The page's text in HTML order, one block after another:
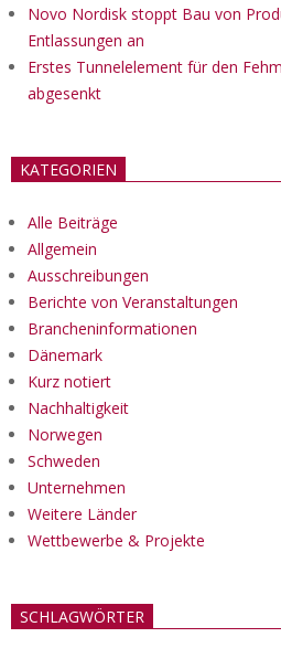
Novo Nordisk stoppt Bau von
Entlassungen an
Erstes Tunnelelement für den
abgesenkt
KATEGORIEN
Alle Beiträge
Allgemein
Ausschreibungen
Berichte von Veranstaltungen
Brancheninformationen
Dänemark
Kurz notiert
Nachhaltigkeit
Norwegen
Schweden
Unternehmen
Weitere Länder
Wettbewerbe & Projekte
SCHLAGWÖRTER